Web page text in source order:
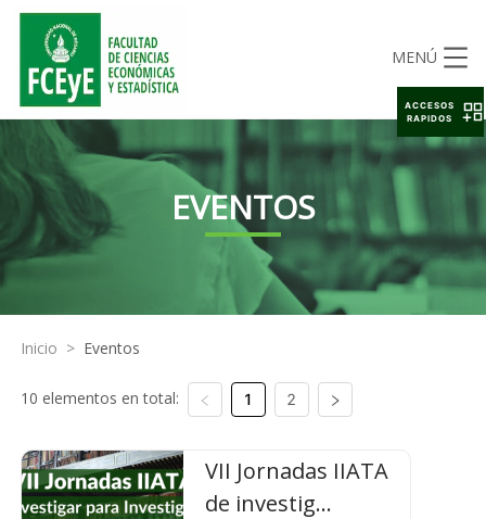
MENÚ
EVENTOS
Inicio > Eventos
10 elementos en total: 1 2
VII Jornadas IIATA
de investig...
ACCESOS
RAPIDOS